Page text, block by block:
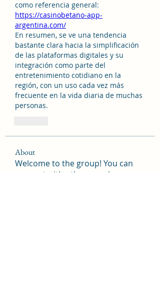
https://casinobetano-app-
argentina.com/
En resumen, se ve una tendencia
bastante clara hacia la simplificación
de las plataformas digitales y su
integración como parte del
entretenimiento cotidiano en la
región, con un uso cada vez más
frecuente en la vida diaria de muchas
personas.
About
Welcome to the group! You can
connect with other members, ge